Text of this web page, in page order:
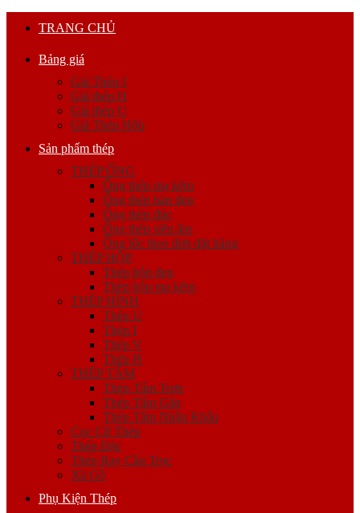
TRANG CHỦ
Bảng giá
Giá Thép I
Giá thép H
Giá thép U
Giá Thép Hộp
Sản phẩm thép
THÉP ỐNG
Ống thép mạ kẽm
Ống thép hàn đen
Ống thép đúc
Ống thép siêu âm
Ống lốc theo đơn đặt hàng
THÉP HỘP
Thép hộp đen
Thép hộp mạ kẽm
THÉP HÌNH
Thép U
Thép I
Thép V
Thép H
THÉP TẤM
Thép Tấm Trơn
Thép Tấm Gân
Thép Tấm Nhập Khẩu
Cọc Cừ Thép
Thép Đặc
Thép Ray Cầu Trục
Xà Gồ
Phụ Kiện Thép